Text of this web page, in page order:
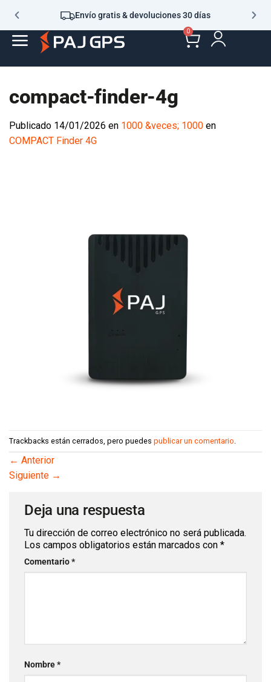
Envío gratis & devoluciones 30 días
0
compact-finder-4g
Publicado 14/01/2026 en 1000 &veces; 1000 en
COMPACT Finder 4G
Trackbacks están cerrados, pero puedes publicar un comentario
← Anterior
Siguiente →
Deja una respuesta
Tu dirección de correo electrónico no será publicada.
Los campos obligatorios están marcados con *
Comentario*
Nombre*